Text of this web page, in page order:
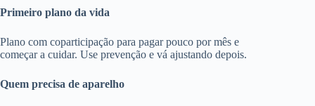
Primeiro plano da vida
Plano com coparticipação para pagar pouco por mês e
começar a cuidar. Use prevenção e vá ajustando depois.
Quem precisa de aparelho